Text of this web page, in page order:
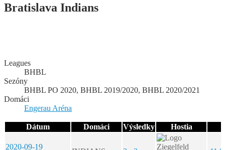
Bratislava Indians
Leagues
BHBL
Sezóny
BHBL PO 2020, BHBL 2019/2020, BHBL 2020/2021
Domáci
Engerau Aréna
Dátum Domáci Výsledky Hostia
2020-09-19